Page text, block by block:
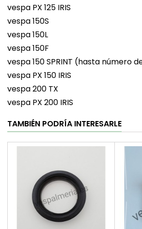
vespa PX 125 IRIS
vespa 150S
vespa 150L
vespa 150F
vespa 150 SPRINT (hasta número
vespa PX 150 IRIS
vespa 200 TX
vespa PX 200 IRIS
TAMBIÉN PODRÍA INTERESARLE